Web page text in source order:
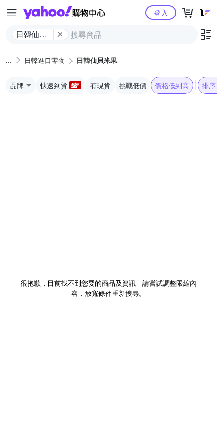
Yahoo購物中心
日韓仙貝
登入
日韓進口零食 日韓仙貝米果
品牌 快速到貨 有現貨 挑戰低價 價格低到高 排序
很抱歉，目前找不到您要的商品及資訊，請嘗試調整限縮內
容，放寬條件重新搜尋。